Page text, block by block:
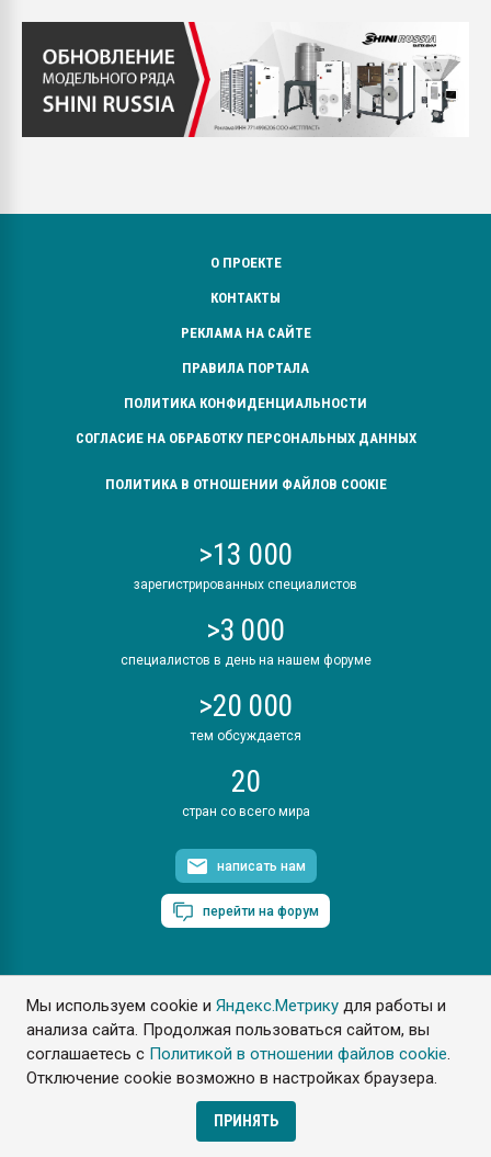
Мы используем cookie иЯндекс.Метрику для работы и
анализа сайта. Продолжая пользоваться сайтом, вы
соглашаетесь с Политикой в отношении файлов cookie.
Отключение cookie возможно в настройках браузера.
ПРИНЯТЬ
О ПРОЕКТЕ
КОНТАКТЫ
РЕКЛАМА НА САЙТЕ
ПРАВИЛА ПОРТАЛА
ПОЛИТИКА КОНФИДЕНЦИАЛЬНОСТИ
СОГЛАСИЕ НА ОБРАБОТКУ ПЕРСОНАЛЬНЫХ ДАННЫХ
ПОЛИТИКА В ОТНОШЕНИИ ФАЙЛОВ COOKIE
>13 000
зарегистрированных специалистов
>3 000
специалистов в день на нашем форуме
>20 000
тем обсуждается
20
стран со всего мира
написать нам
перейти на форум
ПластЭксперт © 2006. Все права защищены
Разрешается копирование материалов сайта с обязательной
ссылкой на www.e-plastic.ru
Разработка сайта